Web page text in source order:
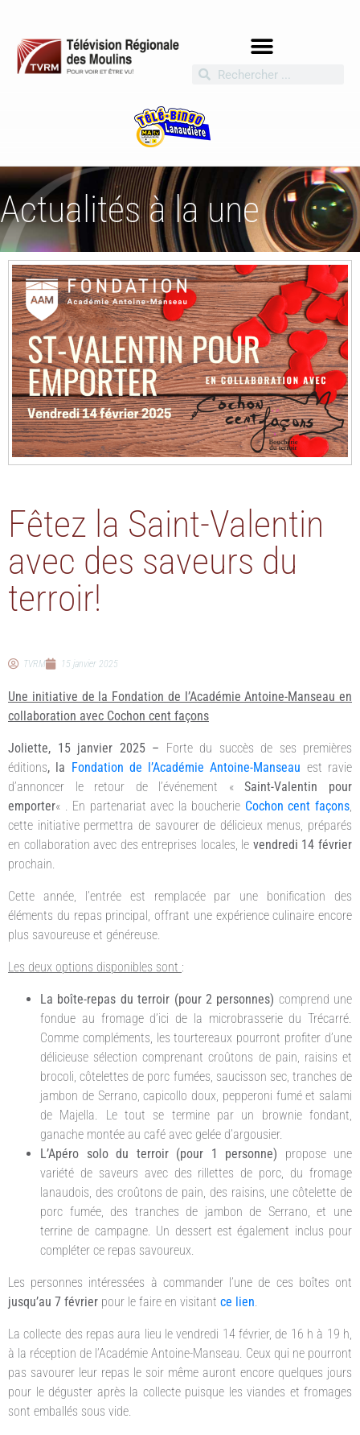
Actualités à la une
Fêtez la Saint-Valentin
avec des saveurs du
terroir!
TVRM 15 janvier 2025
Une initiative de la Fondation de l’Académie Antoine-Manseau en
collaboration avec Cochon cent façons
Joliette, 15 janvier 2025 – Forte du succès de ses premières
éditions, la Fondation de l’Académie Antoine-Manseau est ravie
d’annoncer le retour de l’événement «Saint-Valentin pour
emporter« . En partenariat avec la boucherie Cochon cent façons,
cette initiative permettra de savourer de délicieux menus, préparés
en collaboration avec des entreprises locales, le vendredi 14 février
prochain.
Cette année, l’entrée est remplacée par une bonification des
éléments du repas principal, offrant une expérience culinaire encore
plus savoureuse et généreuse.
Les deux options disponibles sont :
La boîte-repas du terroir (pour 2 personnes) comprend une
fondue au fromage d’ici de la microbrasserie du Trécarré.
Comme compléments, les tourtereaux pourront profiter d’une
délicieuse sélection comprenant croûtons de pain, raisins et
brocoli, côtelettes de porc fumées, saucisson sec, tranches de
jambon de Serrano, capicollo doux, pepperoni fumé et salami
de Majella. Le tout se termine par un brownie fondant,
ganache montée au café avec gelée d’argousier.
L’Apéro solo du terroir (pour 1 personne) propose une
variété de saveurs avec des rillettes de porc, du fromage
lanaudois, des croûtons de pain, des raisins, une côtelette de
porc fumée, des tranches de jambon de Serrano, et une
terrine de campagne. Un dessert est également inclus pour
compléter ce repas savoureux.
Les personnes intéressées à commander l’une de ces boîtes ont
jusqu’au 7 février pour le faire en visitant ce lien.
La collecte des repas aura lieu le vendredi 14 février, de 16 h à 19 h,
à la réception de l’Académie Antoine-Manseau. Ceux qui ne pourront
pas savourer leur repas le soir même auront encore quelques jours
pour le déguster après la collecte puisque les viandes et fromages
sont emballés sous vide.